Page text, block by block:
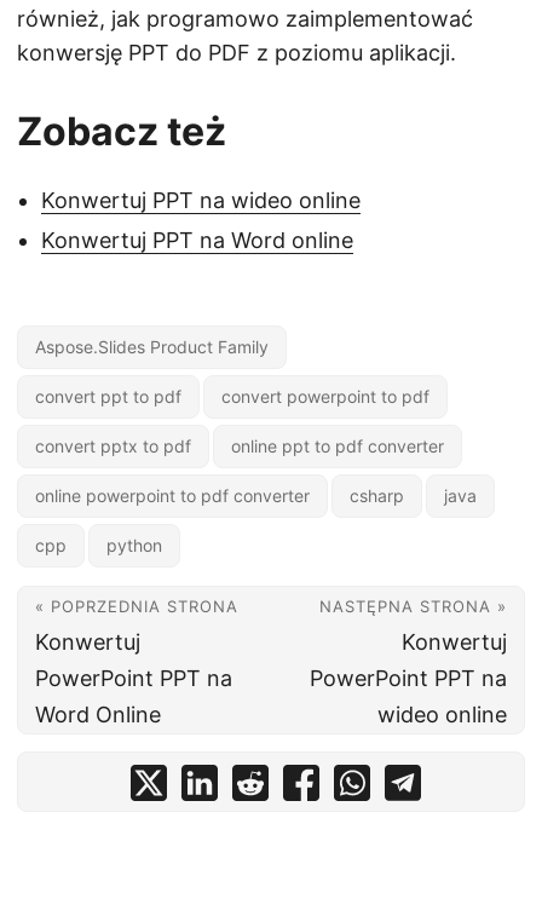
również, jak programowo zaimplementować
konwersję PPT do PDF z poziomu aplikacji.
Zobacz też
Konwertuj PPT na wideo online
Konwertuj PPT na Word online
Aspose.Slides Product Family
convert ppt to pdf convert powerpoint to pdf
convert pptx to pdf online ppt to pdf converter
online powerpoint to pdf converter csharp java
cpp python
« POPRZEDNIA STRONA
Konwertuj
PowerPoint PPT na
Word Online
NASTĘPNA STRONA »
Konwertuj
PowerPoint PPT na
wideo online